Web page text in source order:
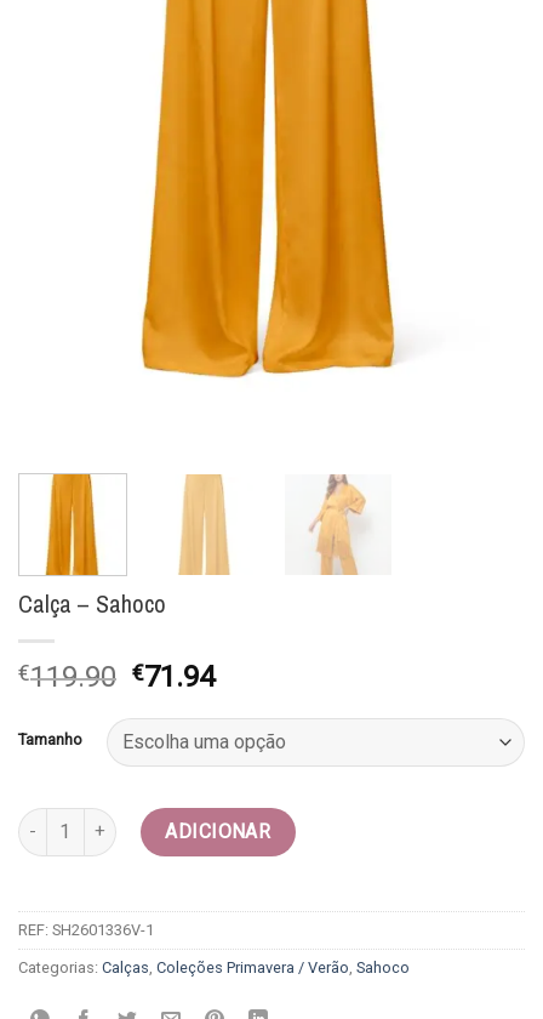
Calça – Sahoco
€119.90 O
original
era:
€71.94O
atual
é:
Tamanho
Quantidade de Calça - Sahoco
ADICIONAR
REF: SH2601336V-1
Categorias: Calças Coleções Primavera / Verão Sahoco